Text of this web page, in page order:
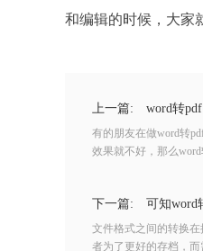
和编辑的时候，大家
上一篇: word转
有的朋友在做word转
效果就不好，那么
下一篇: 可知word
文件格式之间的转换
者为了更好的存档，